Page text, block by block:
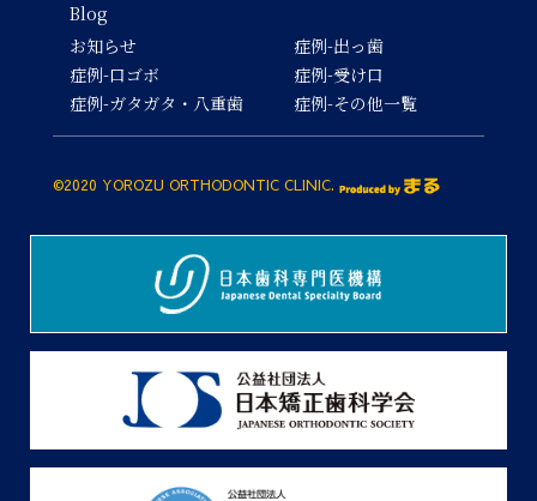
Blog
お知らせ
症例-口ゴボ
症例-ガタガタ・八重歯
症例-出っ歯
症例-受け口
症例-その他一覧
©2020 YOROZU ORTHODONTIC CLINIC.